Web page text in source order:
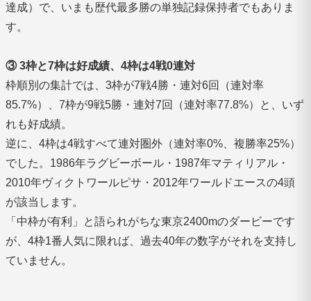
達成）で、いまも歴代最多勝の単独記録保持者でもありま
す。
③ 3枠と7枠は好成績、4枠は4戦0連対
枠順別の集計では、3枠が7戦4勝・連対6回（連対率
85.7%）、7枠が9戦5勝・連対7回（連対率77.8%）と、いず
れも好成績。
逆に、4枠は4戦すべて連対圏外（連対率0%、複勝率25%）
でした。1986年ラグビーボール・1987年マティリアル・
2010年ヴィクトワールピサ・2012年ワールドエースの4頭
が該当します。
「中枠が有利」と語られがちな東京2400mのダービーです
が、4枠1番人気に限れば、過去40年の数字がそれを支持し
ていません。